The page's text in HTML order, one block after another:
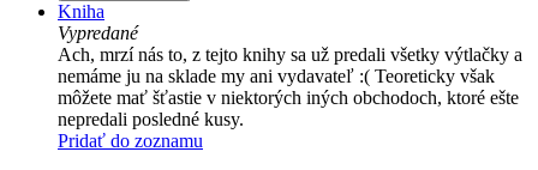
Kniha
Vypredané
Ach, mrzí nás to, z tejto knihy sa už predali všetky výtlačky a
nemáme ju na sklade my ani vydavateľ :( Teoreticky však
môžete mať šťastie v niektorých iných obchodoch, ktoré ešte
nepredali posledné kusy.
Pridať do zoznamu